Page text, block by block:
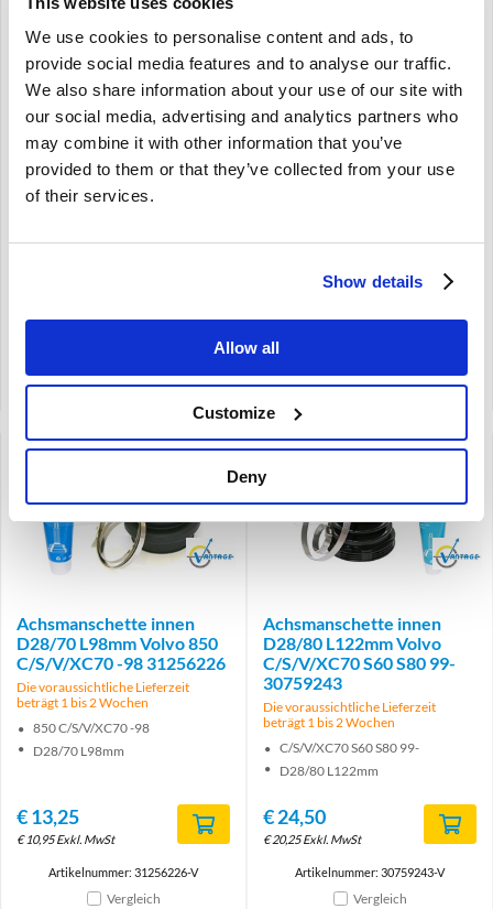
We use cookies to personalise content and ads, to
provide social media features and to analyse our traffic.
We also share information about your use of our site with
our social media, advertising and analytics partners who
may combine it with other information that you’ve
provided to them or that they’ve collected from your use
of their services.
Show details
Allow all
Customize
Deny
Brand
Achsmanschette innen
C/S/V/XC70 -98 31256225
Die voraussichtliche Lieferzeit
beträgt 1 bis 2 Wochen
850 C/S/V/XC70 -98
14,46Exkl. MwSt
Vergleich
Achsmanschette innen
D26/90 L89mm Volvo
C/S/V/XC70 S60 S80 99-
S/V40 96-04 30899073
Die voraussichtliche Lieferzeit
beträgt 1 bis 2 Wochen
€30,37Exkl. MwSt
Vergleich
Brand
Achsmanschette innen
D28/70 L98mm Volvo 850
C/S/V/XC70 -98 31256226
Die voraussichtliche Lieferzeit
beträgt 1 bis 2 Wochen
850 C/S/V/XC70 -98
D28/70 L98mm
€13,25
€10,95 Exkl. MwSt
Artikelnummer: 31256226-V
Vergleich
Brand
Achsmanschette innen
D28/80 L122mm Volvo
C/S/V/XC70 S60 S80 99-
30759243
Die voraussichtliche Lieferzeit
beträgt 1 bis 2 Wochen
C/S/V/XC70 S60 S80 99-
D28/80 L122mm
€24,50
€20,25 Exkl. MwSt
Artikelnummer: 30759243-V
Vergleich